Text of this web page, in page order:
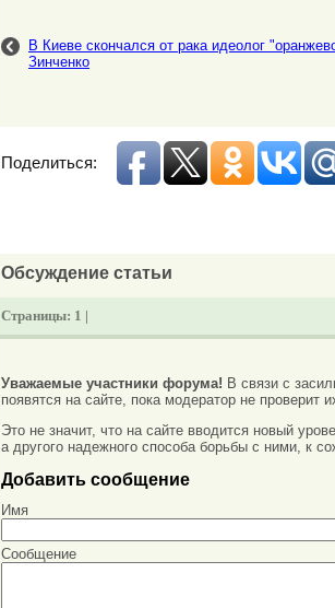
В Киеве скончался от рака идеолог
Зинченко
Поделиться:
Обсуждение статьи
Страницы: 1 |
Уважаемые участники форума! В связи с
появятся на сайте, пока модератор не проверит
Это не значит, что на сайте вводится новый
а другого надежного способа борьбы с ними, к
Добавить сообщение
Имя
Сообщение